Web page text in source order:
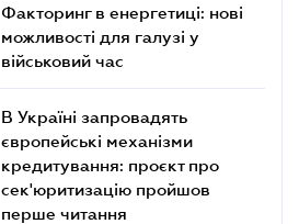
Факторинг в енергетиці: нові
можливості для галузі у
військовий час
В Україні запровадять
європейські механізми
кредитування: проєкт про
сек'юритизацію пройшов
перше читання